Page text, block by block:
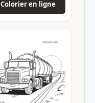
Colorier en ligne